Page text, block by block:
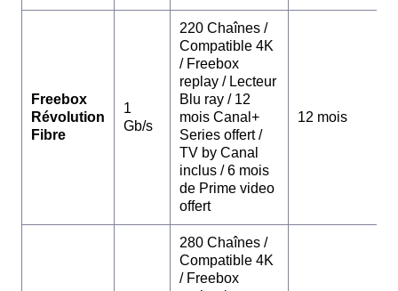
Freebox
Révolution
Fibre
1
Gb/s
220 Chaînes /
Compatible 4K
/ Freebox
replay / Lecteur
Blu ray / 12
mois Canal+
Series offert /
TV by Canal
inclus / 6 mois
de Prime video
offert
12 mois
280 Chaînes /
Compatible 4K
/ Freebox